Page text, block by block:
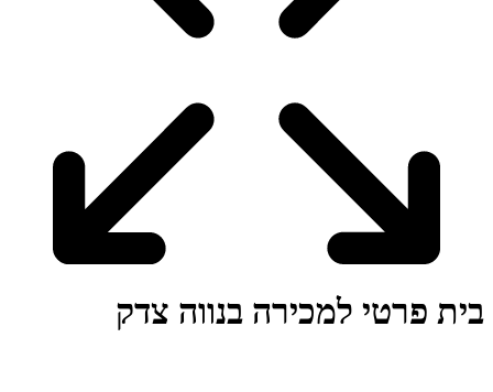
בית פרטי למכירה בנווה צדק